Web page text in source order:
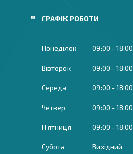
ГРАФІК РОБОТИ
Понеділок 09:00 18:00
Вівторок 09:00 18:00
Середа 09:00 18:00
Четвер 09:00 18:00
Пʼятниця 09:00 18:00
Субота Вихідний